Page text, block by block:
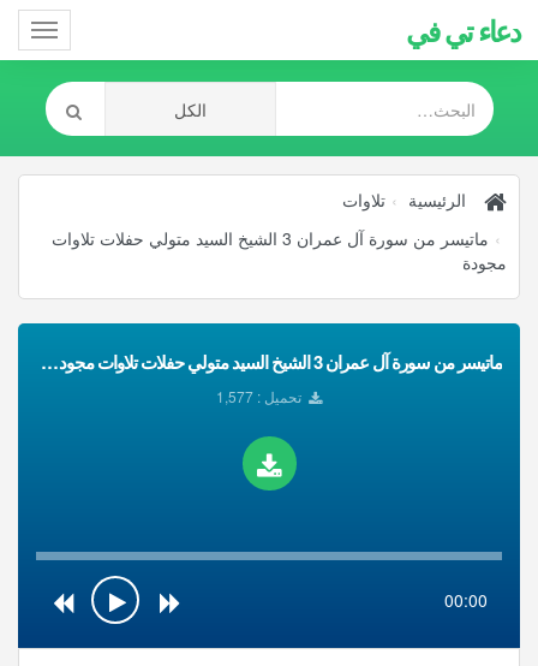
دعاء تي في
الرئيسية
تلاوات
ماتيسر من سورة آل عمران 3 الشيخ السيد متولي حفلات تلاوات
مجودة
ماتيسر من سورة آل عمران 3 الشيخ السيد متولي حفلات تلاوات مجودة تحميل Mp3
تحميل : 1,577
00:00